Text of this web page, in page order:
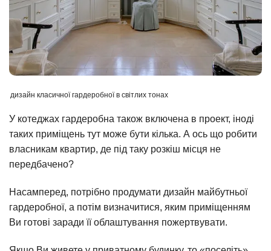
дизайн класичної гардеробної в світлих тонах
У котеджах гардеробна також включена в проект, іноді
таких приміщень тут може бути кілька. А ось що робити
власникам квартир, де під таку розкіш місця не
передбачено?
Насамперед, потрібно продумати дизайн майбутньої
гардеробної, а потім визначитися, яким приміщенням
Ви готові заради її облаштування пожертвувати.